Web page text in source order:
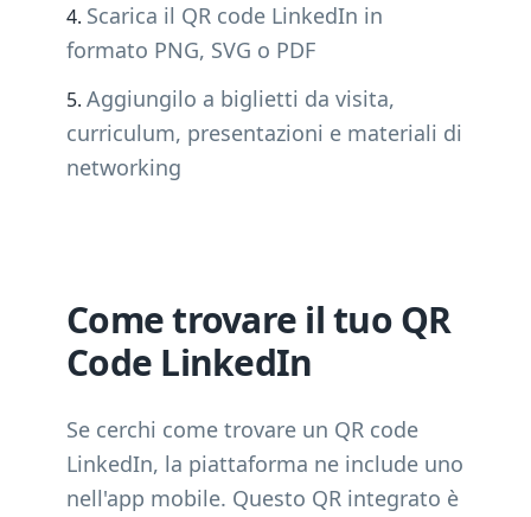
Scarica il QR code LinkedIn in
formato PNG, SVG o PDF
Aggiungilo a biglietti da visita,
curriculum, presentazioni e materiali di
networking
Come trovare il tuo QR
Code LinkedIn
Se cerchi come trovare un QR code
LinkedIn, la piattaforma ne include uno
nell'app mobile. Questo QR integrato è